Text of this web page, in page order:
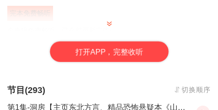
完本免费畅听
完本书等亲人们畅爽吸音！
如果觉得不错，记得给主播戳一个订阅，新书上架还可以第一时间
人生那么苦，来点甜剧。甜蜜专辑推荐：
1V1，修仙狗粮文，强大又美好：《软萌师傅扮成我系统》；
打开APP，完整收听
节目(293) 切换顺序
第1集-洞房【主页东北方言、精品恐怖悬疑本《山神祭》，欢迎品尝~】